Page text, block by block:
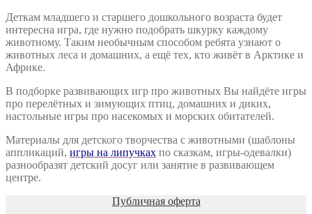
Деткам младшего и старшего дошкольного возраста будет
интересна игра, где нужно подобрать шкурку каждому
животному. Таким необычным способом ребята узнают о
животных леса и домашних, а ещё тех, кто живёт в Арктике и
Африке.
В подборке развивающих игр про животных Вы найдёте игры
про перелётных и зимующих птиц, домашних и диких,
настольные игры про насекомых и морских обитателей.
Материалы для детского творчества с животными (шаблоны
аппликаций, игры на липучках по сказкам, игры-одевалки)
разнообразят детский досуг или занятие в развивающем
центре.
Публичная оферта